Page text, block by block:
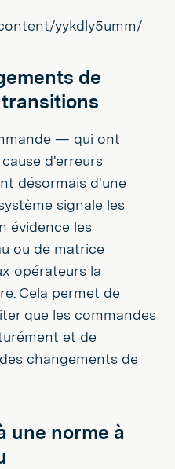
de
— qui ont
d'erreurs
désormais d'une
signale les
évidence les
ou de matrice
opérateurs la
Cela permet de
que les commandes
et de
changements de
une norme à